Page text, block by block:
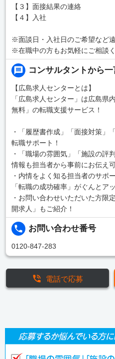
【３】面接結果の連絡
【４】入社
※面談日・入社日のご希望など
※在職中の方もお気軽にご相談く
コンサルタントから一
【広島求人センターとは】
「広島求人センター」は広島県
無料」の転職支援サービス！
・「履歴書作成」「面接対策」
転職サポート！
・「職場の雰囲気」「施設の評
情報も担当者から事前にお伝え可
・内情をよく知る担当者のサポ
「転職の成功確率」がぐんとア
・お問い合わせいただいた方限
開求人」もご紹介！
お問い合わせ番号
0120-847-283
電話で応募